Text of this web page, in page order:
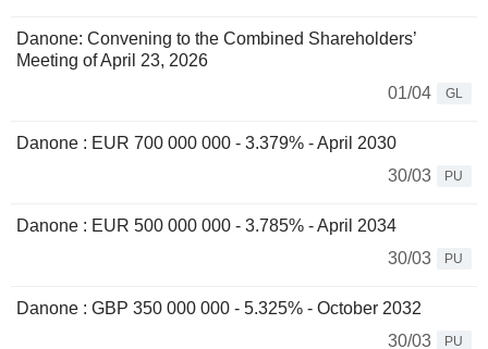
Danone: Convening to the Combined Shareholders’
Meeting of April 23, 2026
01/04
GL
Danone : EUR 700 000 000 - 3.379% - April 2030
30/03
PU
Danone : EUR 500 000 000 - 3.785% - April 2034
30/03
PU
Danone : GBP 350 000 000 - 5.325% - October 2032
30/03
PU